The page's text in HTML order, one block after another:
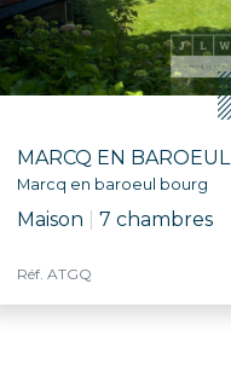
MARCQ EN BAROEUL
Marcq en baroeul bourg
Maison 7 chambres
Réf. ATGQ